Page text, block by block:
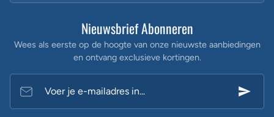
Nieuwsbrief Abonneren
Wees als eerste op de hoogte van onze nieuwste aanbiedingen
en ontvang exclusieve kortingen.
Voer je e-mailadres in...